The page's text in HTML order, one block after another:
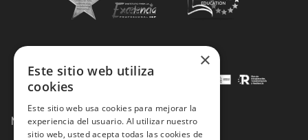
Métodos de Pago:
×
Este sitio web utiliza
cookies
Este sitio web usa cookies para mejorar la
experiencia del usuario. Al utilizar nuestro
sitio web, usted acepta todas las cookies de